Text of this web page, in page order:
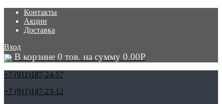
Контакты
Акции
Доставка
Вход
В корзине 0 тов. на сумму 0.00Р
+7 (911)187-24-57
+7 (911)187-23-12